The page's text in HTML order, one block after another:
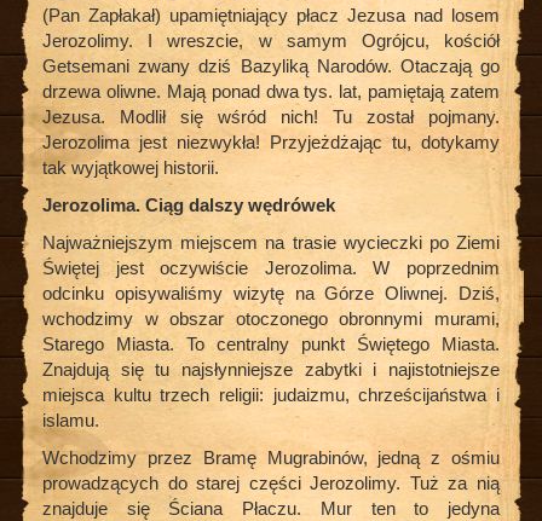
(Pan Zapłakał) upamiętniający płacz Jezusa nad losem
Jerozolimy. I wreszcie, w samym Ogrójcu, kościół
Getsemani zwany dziś Bazyliką Narodów. Otaczają go
drzewa oliwne. Mają ponad dwa tys. lat, pamiętają zatem
Jezusa. Modlił się wśród nich! Tu został pojmany.
Jerozolima jest niezwykła! Przyjeżdżając tu, dotykamy
tak wyjątkowej historii.
Jerozolima. Ciąg dalszy wędrówek
Najważniejszym miejscem na trasie wycieczki po Ziemi
Świętej jest oczywiście Jerozolima. W poprzednim
odcinku opisywaliśmy wizytę na Górze Oliwnej. Dziś,
wchodzimy w obszar otoczonego obronnymi murami,
Starego Miasta. To centralny punkt Świętego Miasta.
Znajdują się tu najsłynniejsze zabytki i najistotniejsze
miejsca kultu trzech religii: judaizmu, chrześcijaństwa i
islamu.
Wchodzimy przez Bramę Mugrabinów, jedną z ośmiu
prowadzących do starej części Jerozolimy. Tuż za nią
znajduje się Ściana Płaczu. Mur ten to jedyna